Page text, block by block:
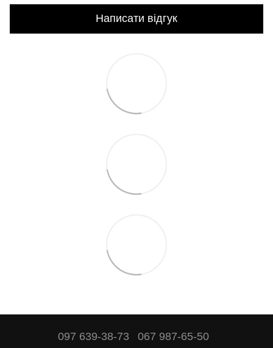
Написати відгук
097 639-38-73 067 987-65-50